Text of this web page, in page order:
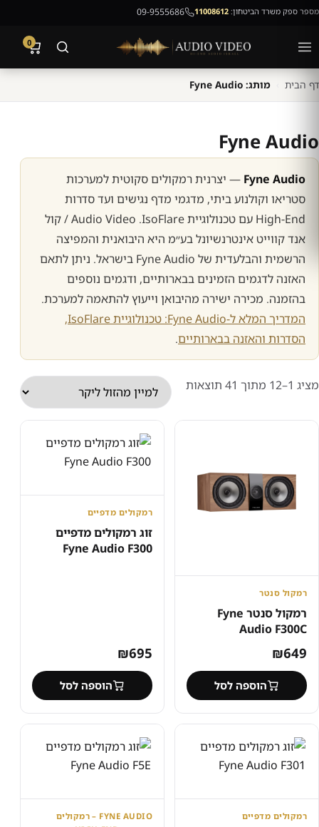
מספר ספק משרד הביטחון: 11008612
09-9555686
0
דף הבית מותג: Fyne Audio
Fyne Audio
Fyne Audio — יצרנית רמקולים סקוטית למערכות
סטריאו וקולנוע ביתי, מדגמי מדף נגישים ועד סדרות
High-End עם טכנולוגייתIsoFlare
.
Audio Video/ קול
אנד קווייט אינטרנשיונל בע״מ היא היבואנית והמפיצה
הרשמית והבלעדית של Fyne Audio בישראל. ניתן לתאם
האזנה לדגמים הזמינים בבארותיים, ודגמים נוספים
בהזמנה. מכירה ישירה מהיבואן וייעוץ להתאמה למערכת.
המדריך המלא ל-Fyne Audio: טכנולוגייתIsoFlare
,
הסדרות והאזנה בבארותיים.
מציג 1–12 מתוך 41 תוצאות
ממוין
מחיר:
רמקול סנטר
רמקול סנטר Fyne
Audio F300C
₪649
הוספה לסל
רמקולים מדפיים
זוג רמקולים מדפיים
Fyne Audio F300
₪695
הוספה לסל
רמקולים מדפיים
FYNE AUDIO – רמקולים